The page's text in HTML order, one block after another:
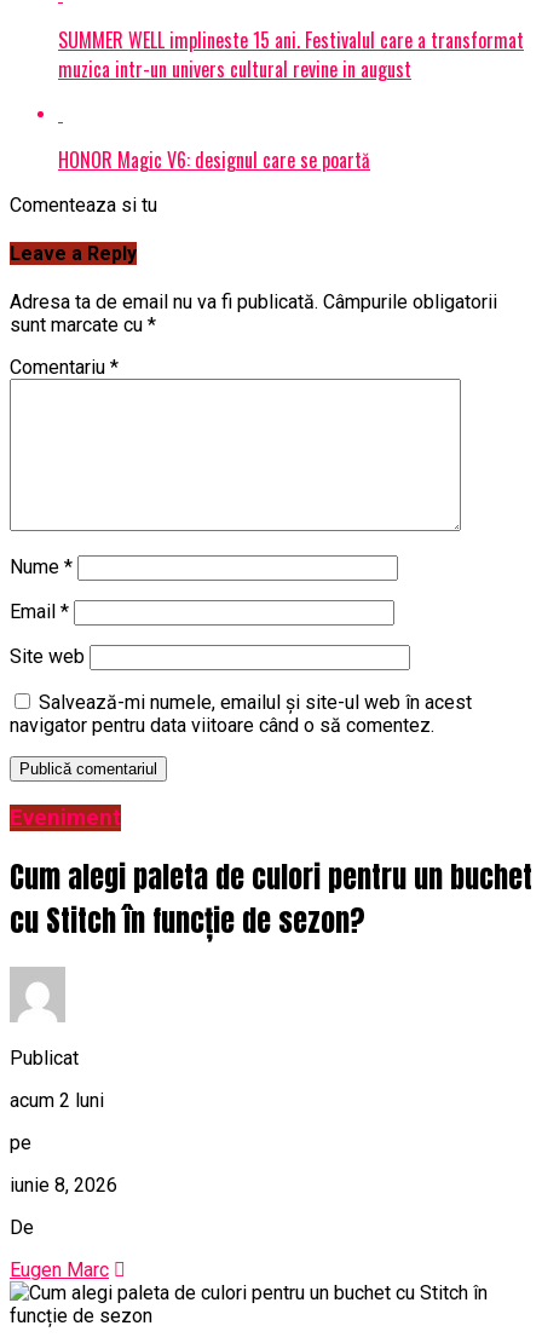
SUMMER WELL implineste 15 ani. Festivalul care a transformat
muzica intr-un univers cultural revine in august
HONOR Magic V6: designul care se poartă
Comenteaza si tu
Leave a Reply
Adresa ta de email nu va fi publicată. Câmpurile obligatorii
sunt marcate cu *
Comentariu *
Nume *
Email *
Site web
Salvează-mi numele, emailul și site-ul web în acest
navigator pentru data viitoare când o să comentez.
Eveniment
Cum alegi paleta de culori pentru un buchet
cu Stitch în funcție de sezon?
Publicat
acum 2 luni
pe
iunie 8, 2026
De
Eugen Marc